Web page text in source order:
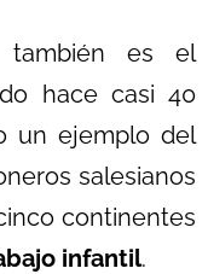
también es el
hace casi 40
un ejemplo del
salesianos
continentes
infantil.